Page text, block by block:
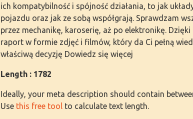
ich kompatybilność i spójność działania, to jak
pojazdu oraz jak ze sobą współgrają. Sprawdzam
przez mechanikę, karoserię, aż po elektronikę.
raport w formie zdjęć i filmów, który da Ci pełną
właściwą decyzję Dowiedz się więcej
Length : 1782
Ideally, your meta description should contain
Use this free tool to calculate text length.